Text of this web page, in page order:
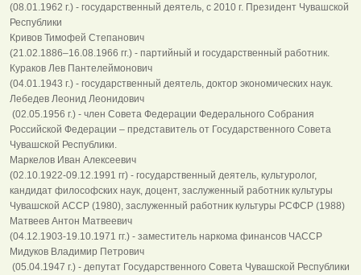
(08.01.1962 г.) - государственный деятель, с 2010 г. Президент Чувашской
Республики
Кривов Тимофей Степанович
(21.02.1886–16.08.1966 гг.) - партийный и государственный работник.
Кураков Лев Пантелеймонович
(04.01.1943 г.) - государственный деятель, доктор экономических наук.
Лебедев Леонид Леонидович
(02.05.1956 г.) - член Совета Федерации Федерального Собрания
Российской Федерации – представитель от Государственного Совета
Чувашской Республики.
Маркелов Иван Алексеевич
(02.10.1922-09.12.1991 гг) - государственный деятель, культуролог,
кандидат философских наук, доцент, заслуженный работник культуры
Чувашской АССР (1980), заслуженный работник культуры РСФСР (1988)
Матвеев Антон Матвеевич
(04.12.1903-19.10.1971 гг.) - заместитель наркома финансов ЧАССР
Мидуков Владимир Петрович
(05.04.1947 г.) - депутат Государственного Совета Чувашской Республики